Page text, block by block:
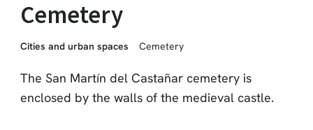
Cemetery
Cities and urban spaces Cemetery
The San Martín del Castañar cemetery is
enclosed by the walls of the medieval castle.